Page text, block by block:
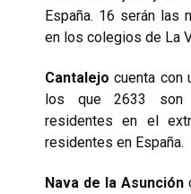
España. 16 serán las
en los colegios de La
Cantalejo cuenta con
los que 2633 son
residentes en el
residentes en España.
Nava de la Asunción